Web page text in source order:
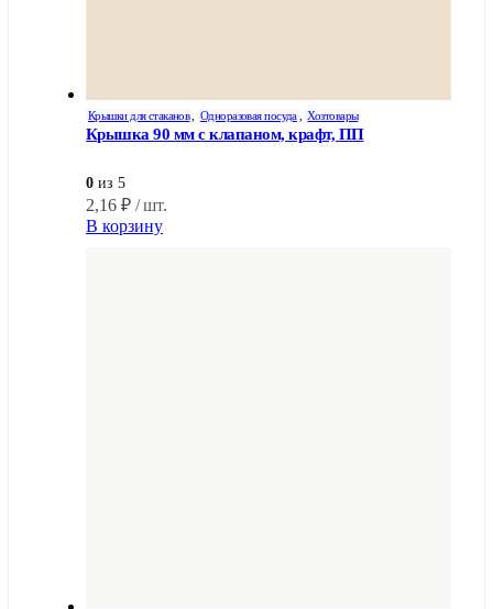
Крышки для стаканов Одноразовая посуда Хозтовары
Крышка 90 мм с клапаном, крафт, ПП
0 из 5
2,16 ₽ / шт.
В корзину